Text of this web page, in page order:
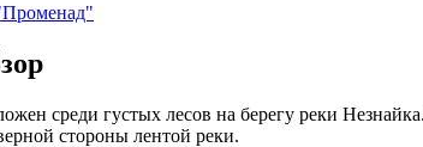
среди густых лесов на берегу реки
стороны лентой реки.